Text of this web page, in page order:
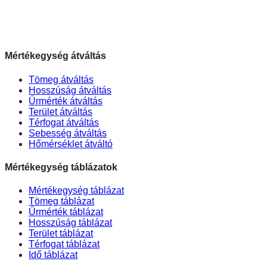
Mértékegység átváltás
Tömeg átváltás
Hosszúság átváltás
Űrmérték átváltás
Terület átváltás
Térfogat átváltás
Sebesség átváltás
Hőmérséklet átváltó
Mértékegység táblázatok
Mértékegység táblázat
Tömeg táblázat
Űrmérték táblázat
Hosszúság táblázat
Terület táblázat
Térfogat táblázat
Idő táblázat